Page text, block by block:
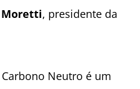
Moretti, presidente da
Neutro é um